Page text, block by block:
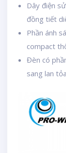
Dây điện
đồng tiết
Phần ánh
compact
Đèn có
sang lan